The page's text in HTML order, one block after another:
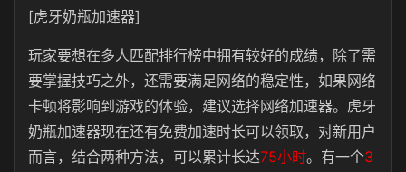
[虎牙奶瓶加速器]
玩家要想在多人匹配排行榜中拥有较好的成绩，除了需
要掌握技巧之外，还需要满足网络的稳定性，如果网络
卡顿将影响到游戏的体验，建议选择网络加速器。虎牙
奶瓶加速器现在还有免费加速时长可以领取，对新用户
而言，结合两种方法，可以累计长达75小时。有一个3